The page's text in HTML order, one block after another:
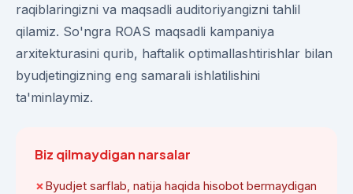
raqiblaringizni va maqsadli auditoriyangizni tahlil
qilamiz. So'ngra ROAS maqsadli kampaniya
arxitekturasini qurib, haftalik optimallashtirishlar bilan
byudjetingizning eng samarali ishlatilishini
ta'minlaymiz.
Biz qilmaydigan narsalar
Byudjet sarflab, natija haqida hisobot bermaydigan